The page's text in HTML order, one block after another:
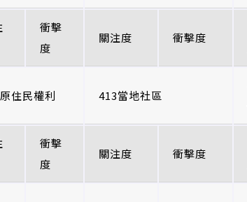
衝擊
度
關注度 衝擊度
住民權利 413當地社區
衝擊
度
關注度 衝擊度